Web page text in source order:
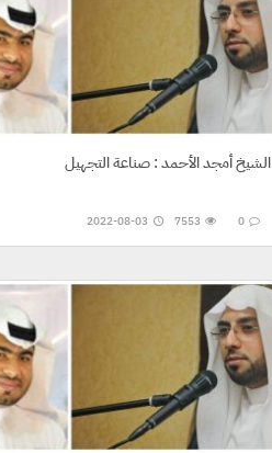
الشيخ أمجد الأحمد : صناعة التجهيل